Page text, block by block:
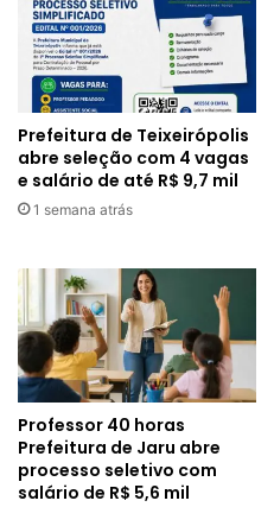
Prefeitura de Teixeirópolis
abre seleção com 4 vagas
e salário de até R$ 9,7 mil
1 semana atrás
Professor 40 horas
Prefeitura de Jaru abre
processo seletivo com
salário de R$ 5,6 mil